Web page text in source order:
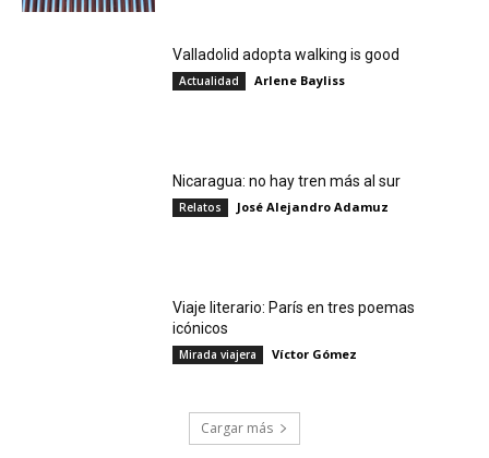
Valladolid adopta walking is good
Actualidad Arlene Bayliss
Nicaragua: no hay tren más al sur
Relatos José Alejandro Adamuz
Viaje literario: París en tres poemas
icónicos
Mirada viajera Víctor Gómez
Cargar más